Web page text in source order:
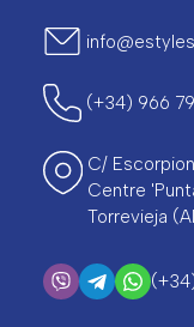
(+34) 966
C/
Centre
Torrevieja